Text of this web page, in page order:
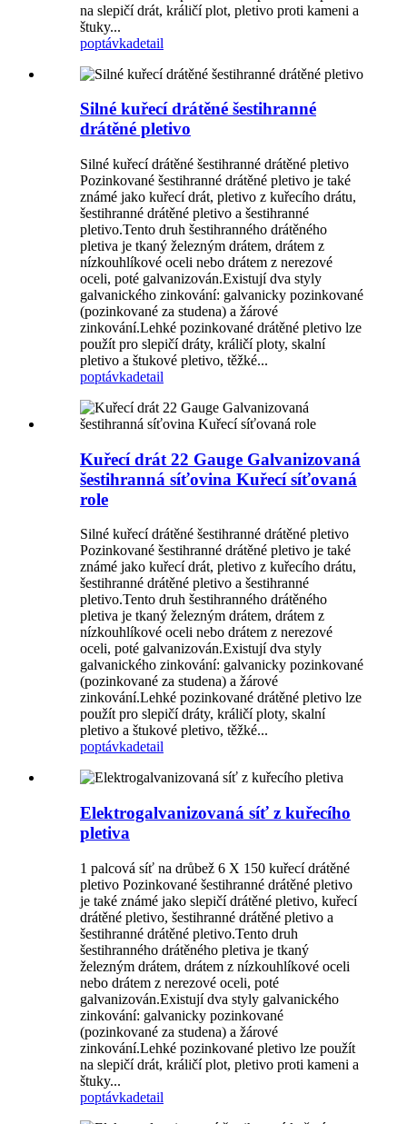
na slepičí drát, králičí plot, pletivo proti kameni a
štuky...
poptávkadetail
Silné kuřecí drátěné šestihranné
drátěné pletivo
Silné kuřecí drátěné šestihranné drátěné pletivo
Pozinkované šestihranné drátěné pletivo je také
známé jako kuřecí drát, pletivo z kuřecího drátu,
šestihranné drátěné pletivo a šestihranné
pletivo.Tento druh šestihranného drátěného
pletiva je tkaný železným drátem, drátem z
nízkouhlíkové oceli nebo drátem z nerezové
oceli, poté galvanizován.Existují dva styly
galvanického zinkování: galvanicky pozinkované
(pozinkované za studena) a žárové
zinkování.Lehké pozinkované drátěné pletivo lze
použít pro slepičí dráty, králičí ploty, skalní
pletivo a štukové pletivo, těžké...
poptávkadetail
Kuřecí drát 22 Gauge Galvanizovaná
šestihranná síťovina Kuřecí síťovaná
role
Silné kuřecí drátěné šestihranné drátěné pletivo
Pozinkované šestihranné drátěné pletivo je také
známé jako kuřecí drát, pletivo z kuřecího drátu,
šestihranné drátěné pletivo a šestihranné
pletivo.Tento druh šestihranného drátěného
pletiva je tkaný železným drátem, drátem z
nízkouhlíkové oceli nebo drátem z nerezové
oceli, poté galvanizován.Existují dva styly
galvanického zinkování: galvanicky pozinkované
(pozinkované za studena) a žárové
zinkování.Lehké pozinkované drátěné pletivo lze
použít pro slepičí dráty, králičí ploty, skalní
pletivo a štukové pletivo, těžké...
poptávkadetail
Elektrogalvanizovaná síť z kuřecího
pletiva
1 palcová síť na drůbež 6 X 150 kuřecí drátěné
pletivo Pozinkované šestihranné drátěné pletivo
je také známé jako slepičí drátěné pletivo, kuřecí
drátěné pletivo, šestihranné drátěné pletivo a
šestihranné drátěné pletivo.Tento druh
šestihranného drátěného pletiva je tkaný
železným drátem, drátem z nízkouhlíkové oceli
nebo drátem z nerezové oceli, poté
galvanizován.Existují dva styly galvanického
zinkování: galvanicky pozinkované
(pozinkované za studena) a žárové
zinkování.Lehké pozinkované pletivo lze použít
na slepičí drát, králičí plot, pletivo proti kameni a
štuky...
poptávkadetail